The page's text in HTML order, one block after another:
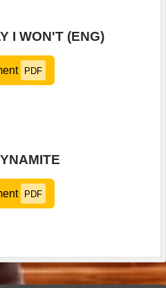
I WON'T (ENG)
PDF
PDF